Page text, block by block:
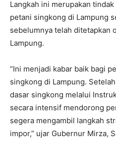
Langkah ini merupakan
petani singkong di Lampung
sebelumnya telah ditetapkan
Lampung.
“Ini menjadi kabar baik bagi
singkong di Lampung.
dasar singkong melalui
secara intensif mendorong
segera mengambil langkah
impor,” ujar Gubernur Mirza,